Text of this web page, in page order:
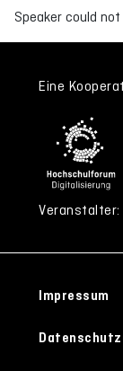
Speaker could not
Eine
Impressum